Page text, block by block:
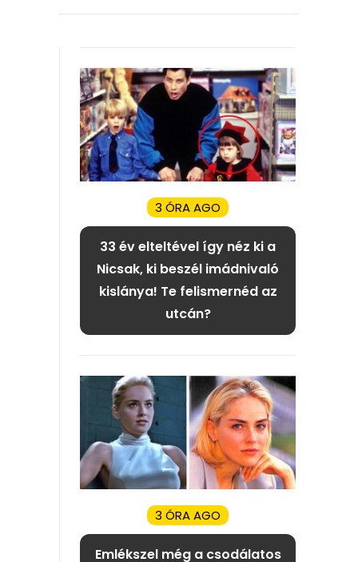
3 ÓRA AGO
33 év elteltével így néz ki a
Nicsak, ki beszél imádnivaló
kislánya! Te felismernéd az
utcán?
3 ÓRA AGO
Emlékszel még a csodálatos